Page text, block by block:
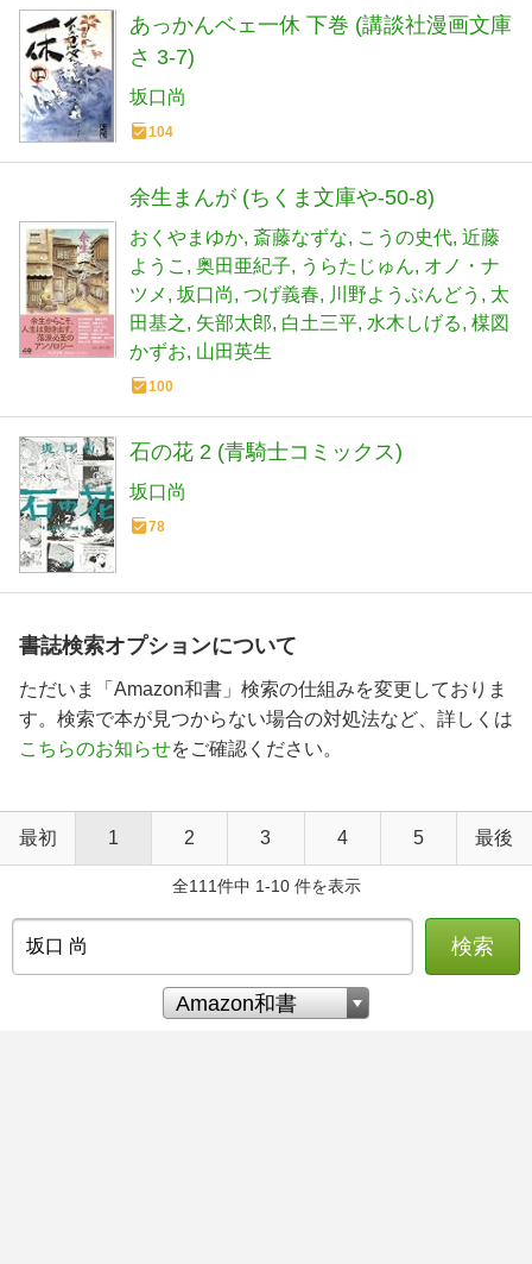
あっかんベェ一休 下巻 (講談社漫画文庫
さ 3-7)
坂口尚
104
余生まんが (ちくま文庫や-50-8)
おくやまゆか 斎藤なずな こうの史代 近藤
ようこ
奥田亜紀子 うらたじゅん オノ・ナ
ツメ
坂口尚 つげ義春 川野ようぶんどう
太
田基之
矢部太郎 白土三平 水木しげる 楳図
かずお 山田英生
100
石の花 2 (青騎士コミックス)
坂口尚
78
書誌検索オプションについて
ただいま「Amazon和書」検索の仕組みを変更しておりま
す。検索で本が見つからない場合の対処法など、詳しくは
こちらのお知らせをご確認ください。
最初 1 2 3 4 5 最後
全111件中 1-10 件を表示
検索